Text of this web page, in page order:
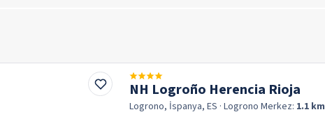
NH Logroño Herencia Rioja
Logrono, İspanya, ES · Logrono Merkez: 1.1 km